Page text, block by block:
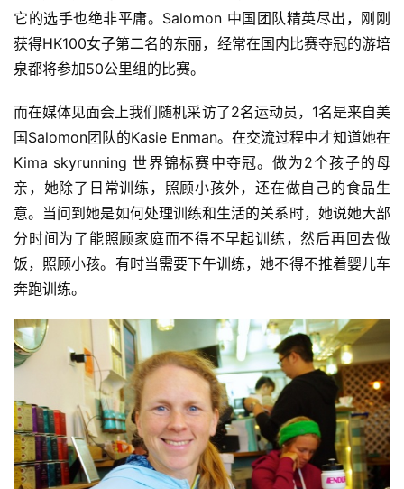
赛
观
察
它的选手也绝非平庸。Salomon 中国团队精英尽出，刚刚
获得HK100女子第二名的东丽，经常在国内比赛夺冠的游培
泉都将参加50公里组的比赛。
而在媒体见面会上我们随机采访了2名运动员，1名是来自美
国Salomon团队的Kasie Enman。在交流过程中才知道她在
Kima skyrunning 世界锦标赛中夺冠。做为2个孩子的母
亲，她除了日常训练，照顾小孩外，还在做自己的食品生
意。当问到她是如何处理训练和生活的关系时，她说她大部
分时间为了能照顾家庭而不得不早起训练，然后再回去做
饭，照顾小孩。有时当需要下午训练，她不得不推着婴儿车
奔跑训练。